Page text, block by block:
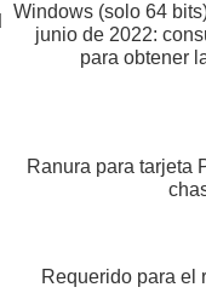
Windows (solo 64
junio de 2022:
para obtener
Ranura para tarjeta
Requerido para el